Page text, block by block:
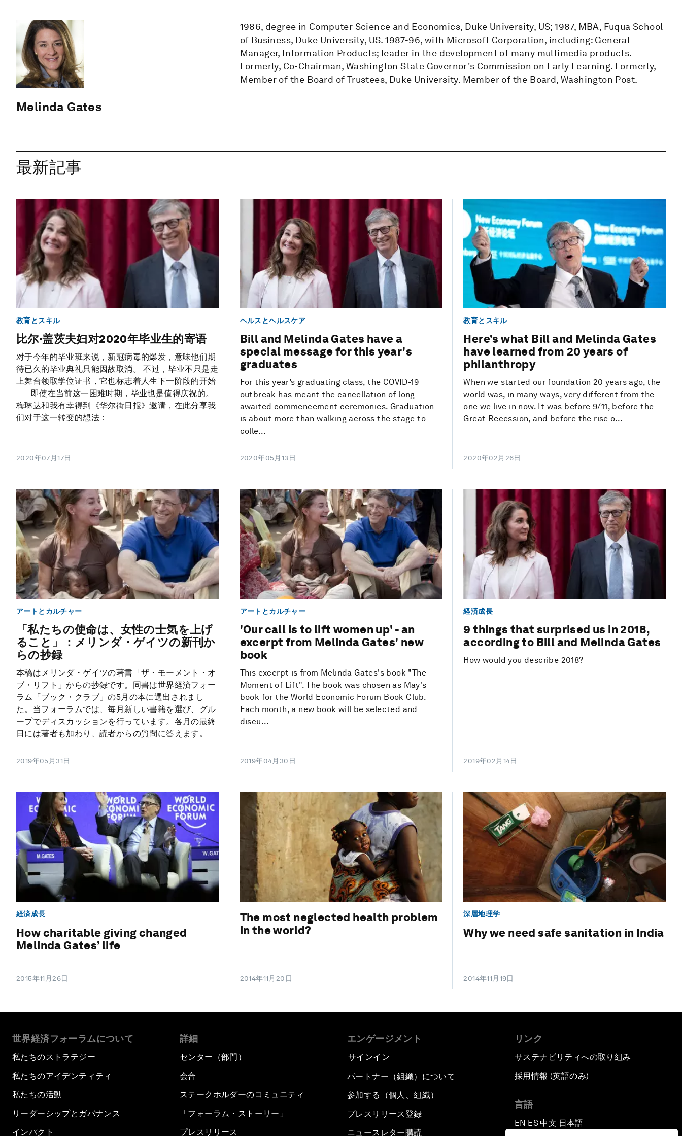
Melinda Gates
1986, degree in Computer Science and Economics, Duke University, US; 1987, MBA, Fuqua School
of Business, Duke University, US. 1987-96, with Microsoft Corporation, including: General
Manager, Information Products; leader in the development of many multimedia products.
Formerly, Co-Chairman, Washington State Governor's Commission on Early Learning. Formerly,
Member of the Board of Trustees, Duke University. Member of the Board, Washington Post.
最新記事
教育とスキル
比尔·盖茨夫妇对2020年毕业生的寄语
对于今年的毕业班来说，新冠病毒的爆发，意味他们期
待已久的毕业典礼只能因故取消。 不过，毕业不只是走
上舞台领取学位证书，它也标志着人生下一阶段的开始
——即使在当前这一困难时期，毕业也是值得庆祝的。
梅琳达和我有幸得到《华尔街日报》邀请，在此分享我
们对于这一转变的想法：
2020年07月17日
ヘルスとヘルスケア
Bill and Melinda Gates have a
special message for this year's
graduates
For this year’s graduating class, the COVID-19
outbreak has meant the cancellation of long-
awaited commencement ceremonies. Graduation
is about more than walking across the stage to
colle...
2020年05月13日
教育とスキル
Here’s what Bill and Melinda Gates
have learned from 20 years of
philanthropy
When we started our foundation 20 years ago, the
world was, in many ways, very different from the
one we live in now. It was before 9/11, before the
Great Recession, and before the rise o...
2020年02月26日
アートとカルチャー
「私たちの使命は、女性の士気を上げ
ること」：メリンダ・ゲイツの新刊か
らの抄録
本稿はメリンダ・ゲイツの著書「ザ・モーメント・オ
ブ・リフト」からの抄録です。同書は世界経済フォー
ラム「ブック・クラブ」の5月の本に選出されまし
た。当フォーラムでは、毎月新しい書籍を選び、グル
ープでディスカッションを行っています。各月の最終
日には著者も加わり、読者からの質問に答えます。
2019年05月31日
アートとカルチャー
'Our call is to lift women up' - an
excerpt from Melinda Gates' new
book
This excerpt is from Melinda Gates's book "The
Moment of Lift". The book was chosen as May's
book for the World Economic Forum Book Club.
Each month, a new book will be selected and
discu...
2019年04月30日
経済成長
9 things that surprised us in 2018,
according to Bill and Melinda Gates
How would you describe 2018?
2019年02月14日
経済成長
How charitable giving changed
Melinda Gates’ life
2015年11月26日
The most neglected health problem
in the world?
2014年11月20日
深層地理学
Why we need safe sanitation in India
2014年11月19日
世界経済フォーラムについて
私たちのストラテジー
私たちのアイデンティティ
私たちの活動
リーダーシップとガバナンス
インパクト
詳細
センター（部門）
会合
ステークホルダーのコミュニティ
「フォーラム・ストーリー」
プレスリリース
エンゲージメント
サインイン
パートナー（組織）について
参加する（個人、組織）
プレスリリース登録
ニュースレター購読
リンク
サステナビリティへの取り組み
採用情報 (英語のみ)
言語
EN ▪ES▪中文▪ 日本語